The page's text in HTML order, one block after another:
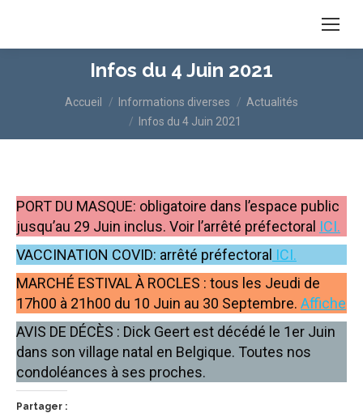
Infos du 4 Juin 2021
Vous êtes ici :
Accueil Informations diverses
Actualités
Infos du 4 Juin 2021
PORT DU MASQUE: obligatoire dans l’espace public
jusqu’au 29 Juin inclus. Voir l’arrêté préfectoral ICI.
VACCINATION COVID: arrêté préfectoral ICI.
MARCHÉ ESTIVAL À ROCLES : tous les Jeudi de
17h00 à 21h00 du 10 Juin au 30 Septembre. Affiche
AVIS DE DÉCÈS : Dick Geert est décédé le 1er Juin
dans son village natal en Belgique. Toutes nos
condoléances à ses proches.
Partager :